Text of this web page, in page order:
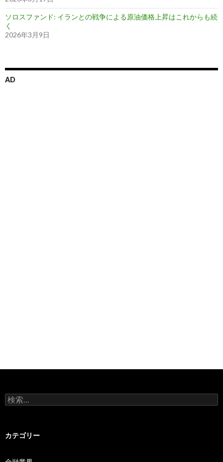
ソロスファンド: イランとの戦争による原油価格上昇はこれからも続
く
2026年3月9日
AD
検
索:
カテゴリー